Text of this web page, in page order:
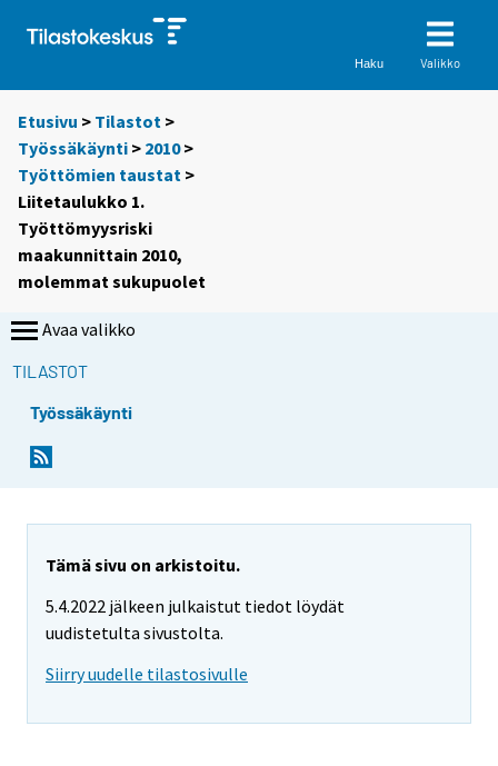
Haku Valikko
Etusivu > Tilastot >
Työssäkäynti > 2010>
Työttömien taustat >
Liitetaulukko 1.
Työttömyysriski
maakunnittain 2010,
molemmat sukupuolet
Avaa valikko
TILASTOT
Työssäkäynti
Tämä sivu on arkistoitu.
5.4.2022 jälkeen julkaistut tiedot löydät
uudistetulta sivustolta.
Siirry uudelle tilastosivulle